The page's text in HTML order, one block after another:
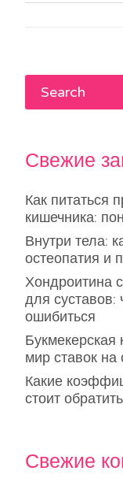
по
Свежие
Как питаться
кишечника:
Внутри тела:
остеопатия и
Хондроитина
для суставов:
ошибиться
Букмекерская
мир ставок на
Какие
стоит
Свежие